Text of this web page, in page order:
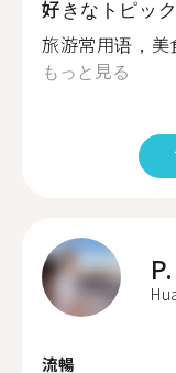
好きなトピック
旅游常用语，
もっと見る
P.
流暢